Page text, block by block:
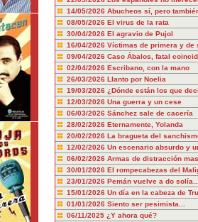
14/05/2026 Abucheos sí, pero
08/05/2026 El virus de la rata
30/04/2026 El agravio de Pujol
16/04/2026 Víctimas de primera y de
09/04/2026 Caso Ábalos, fatal
02/04/2026 Escribano, con la mano
26/03/2026 Llanto por Noelia
19/03/2026 ¿Dónde están los que
12/03/2026 Una guerra y un cese
06/03/2026 Sánchez sale de cacería
28/02/2026 Eternamente, Yolanda
20/02/2026 La bragueta del
12/02/2026 Un escenario absurdo y
06/02/2026 Armas de distracción
30/01/2026 El rompecabezas del
23/01/2026 Pemán vuelve a do
15/01/2026 Un día en la cabeza de
01/01/2026 Siento ser pesimista...
06/11/2025 ¿Y ahora qué?